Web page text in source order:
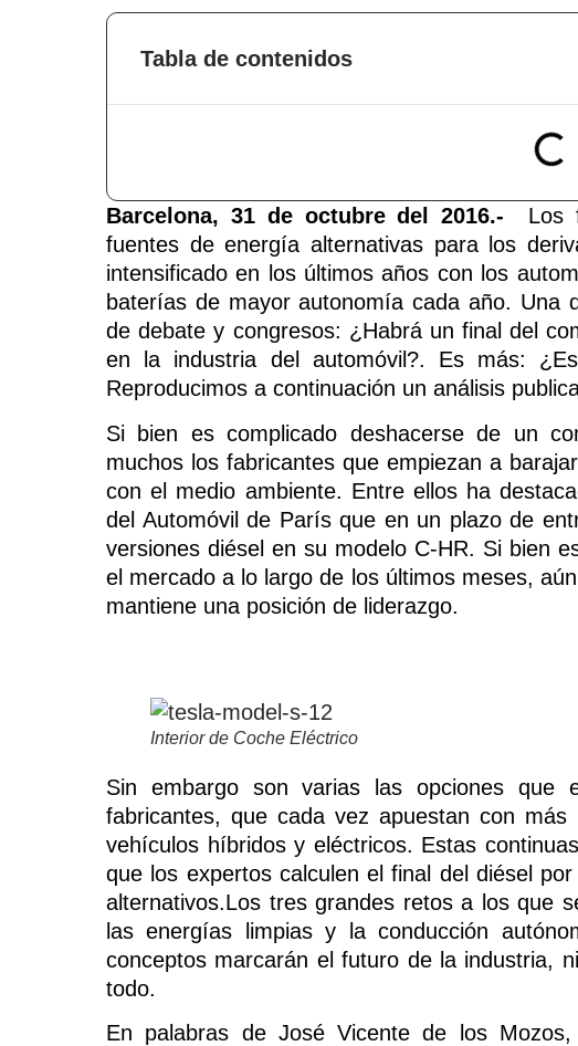
Tabla de contenidos
Barcelona, 31 de octubre del 2016.- Los
fuentes de energía alternativas para los
intensificado en los últimos años con los
baterías de mayor autonomía cada año. Una
de debate y congresos: ¿Habrá un final del
en la industria del automóvil?. Es más:
Reproducimos a continuación un análisis
Si bien es complicado deshacerse de un
muchos los fabricantes que empiezan a
con el medio ambiente. Entre ellos ha
del Automóvil de París que en un plazo de
versiones diésel en su modelo C-HR. Si bien
el mercado a lo largo de los últimos meses,
mantiene una posición de liderazgo.
Interior de Coche Eléctrico
Sin embargo son varias las opciones que
fabricantes, que cada vez apuestan con
vehículos híbridos y eléctricos. Estas
que los expertos calculen el final del diésel
alternativos.Los tres grandes retos a los que
las energías limpias y la conducción
conceptos marcarán el futuro de la industria,
todo.
En palabras de José Vicente de los